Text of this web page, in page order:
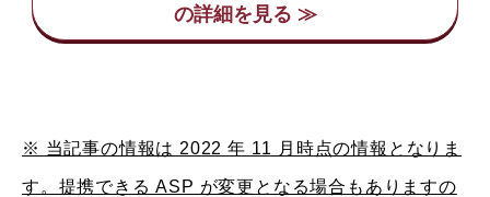
※ 当記事の情報は 2022 年 11 月時点の情報となりま
す。提携できる ASP が変更となる場合もありますの